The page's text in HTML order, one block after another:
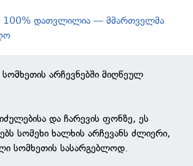
100% დათვლილია — მმართველმა
არჩევნებში მიღწეულ
და ჩარევის ფონზე, ეს
სომეხი ხალხის არჩევანს ძლიერი,
სომხეთის სასარგებლოდ.